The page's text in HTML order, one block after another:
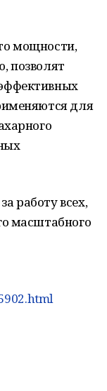
мощности,
позволят
для
работу всех,
масштабного